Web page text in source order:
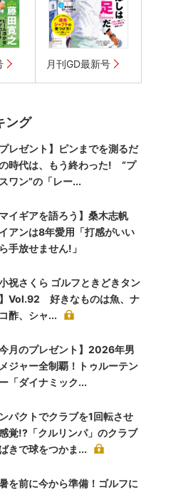
月刊GD最新号
ング
プレゼント】ピンまでを測るだ
時代は、もう終わった! “プ
ワン”の「レー...
マイギアを語ろう】桑木志帆
アンは8年愛用「打感がいい
手放せません!」
小祝さくら ゴルフときどきタン
Vol.92 好きなものは魚、ナ
酢、シャ...
今月のプレゼント】2026年男
ジャー全制覇！トゥルーテン
「ダイナミック...
パクトでクラブを1回転させ
覚!?「クルリンパ」のクラブ
きで球をつかま...
を前に今から準備！ゴルフに